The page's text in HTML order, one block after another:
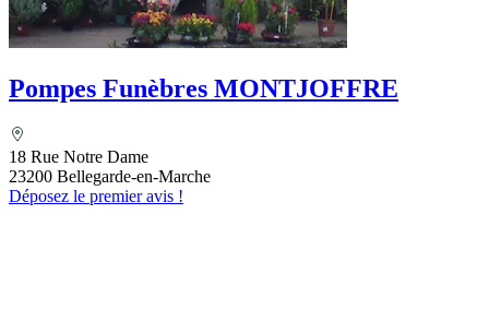
Pompes Funèbres MONTJOFFRE
18 Rue Notre Dame
23200 Bellegarde-en-Marche
Déposez le premier avis !